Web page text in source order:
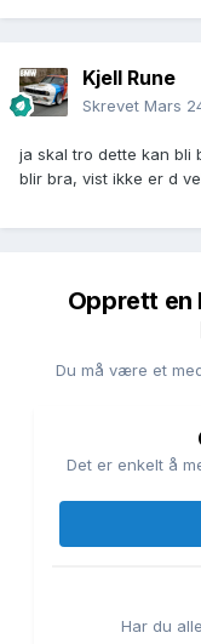
Kjell Rune
Skrevet Mars
ja skal tro dette kan bli
blir bra, vist ikke er d
Opprett en
Du må være et
Det er enkelt å
Har du